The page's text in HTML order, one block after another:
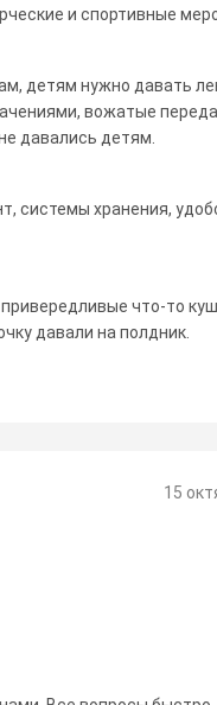
и спортивные
детям нужно давать
вожатые
давались детям.
системы хранения,
что-то
давали на полдник.
15